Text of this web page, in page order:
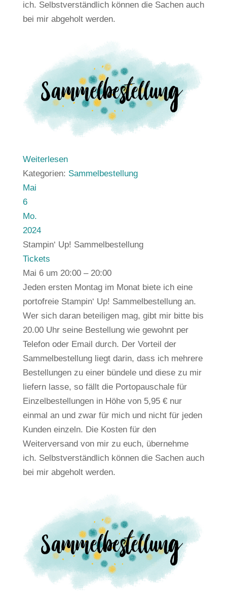
ich. Selbstverständlich können die Sachen auch
bei mir abgeholt werden.
Weiterlesen
Kategorien: Sammelbestellung
Mai
6
Mo.
2024
Stampin‘ Up! Sammelbestellung
Tickets
Mai 6 um 20:00 – 20:00
Jeden ersten Montag im Monat biete ich eine
portofreie Stampin‘ Up! Sammelbestellung an.
Wer sich daran beteiligen mag, gibt mir bitte bis
20.00 Uhr seine Bestellung wie gewohnt per
Telefon oder Email durch. Der Vorteil der
Sammelbestellung liegt darin, dass ich mehrere
Bestellungen zu einer bündele und diese zu mir
liefern lasse, so fällt die Portopauschale für
Einzelbestellungen in Höhe von 5,95 € nur
einmal an und zwar für mich und nicht für jeden
Kunden einzeln. Die Kosten für den
Weiterversand von mir zu euch, übernehme
ich. Selbstverständlich können die Sachen auch
bei mir abgeholt werden.